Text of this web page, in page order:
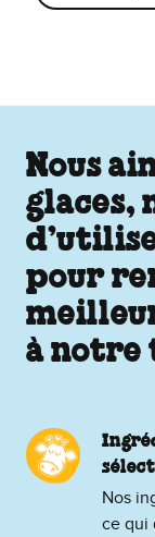
Nous
glaces,
pour
à notre
Nos
ce qui